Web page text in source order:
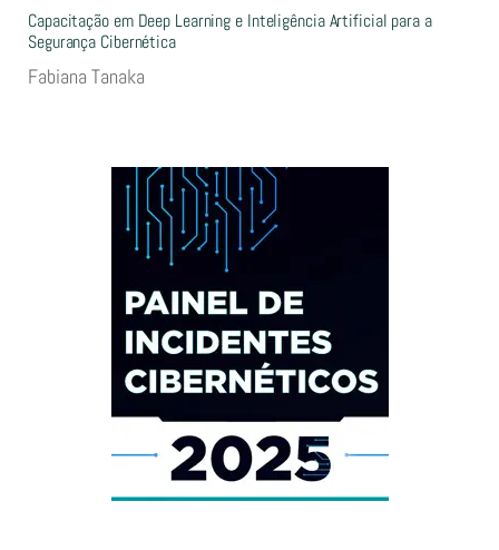
Capacitação em Deep Learning e Inteligência Artificial para a
Segurança Cibernética
Fabiana Tanaka